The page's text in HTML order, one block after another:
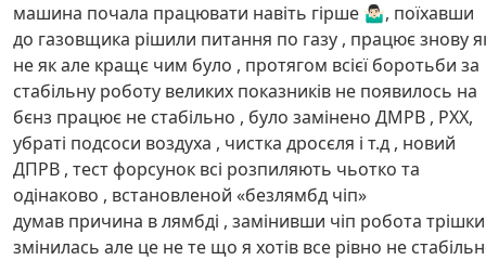
машина почала працювати навіть гірше 🤷🏻‍♂️, поїхавши
до газовщика рішили питання по газу , працює знову
не як але кращє чим було , протягом всієї боротьби за
стабільну роботу великих показників не появилось на
бєнз працює не стабільно , було замінено ДМРВ , РХХ,
убраті подсоси воздуха , чистка дросєля і т.д , новий
ДПРВ , тест форсунок всі розпиляють чьотко та
одінаково , встановленой «безлямбд чіп»
думав причина в лямбді , замінивши чіп робота трішки
змінилась але це не те що я хотів все рівно не